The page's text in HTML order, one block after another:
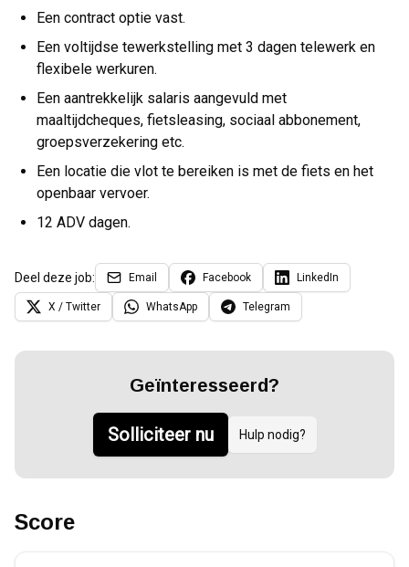
Een contract optie vast.
Een voltijdse tewerkstelling met 3 dagen telewerk en
flexibele werkuren.
Een aantrekkelijk salaris aangevuld met
maaltijdcheques, fietsleasing, sociaal abbonement,
groepsverzekering etc.
Een locatie die vlot te bereiken is met de fiets en het
openbaar vervoer.
12 ADV dagen.
Deel deze job: Email Facebook LinkedIn
X / Twitter WhatsApp Telegram
Geïnteresseerd?
Solliciteer nu Hulp nodig?
Score